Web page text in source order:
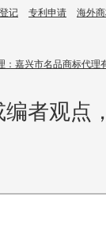
记 专利申请 海外
：嘉兴市名品商标代理
者观点